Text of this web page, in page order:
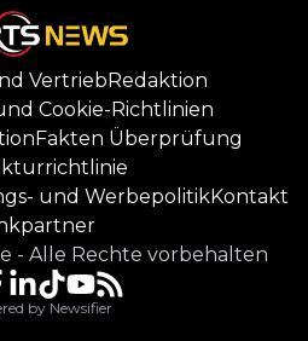
VertriebRedaktion
Cookie-Richtlinien
Fakten Überprüfung
und WerbepolitikKontakt
- Alle Rechte vorbehalten
by Newsifier